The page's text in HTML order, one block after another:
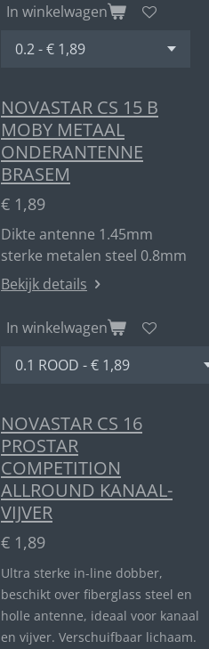
In winkelwagen
NOVASTAR CS 15 B
MOBY METAAL
ONDERANTENNE
BRASEM
€ 1,89
Dikte antenne 1.45mm
sterke metalen steel 0.8mm
Bekijk details
In winkelwagen
NOVASTAR CS 16
PROSTAR
COMPETITION
ALLROUND KANAAL-
VIJVER
€ 1,89
Ultra sterke in-line dobber,
beschikt over fiberglass steel en
holle antenne, ideaal voor kanaal
en vijver. Verschuifbaar lichaam.